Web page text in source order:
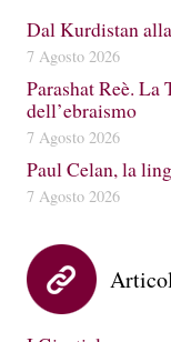
Dal Kurdistan
7 Agosto 2026
Parashat Reè.
dell’ebraismo
7 Agosto 2026
Paul Celan, la
7 Agosto 2026